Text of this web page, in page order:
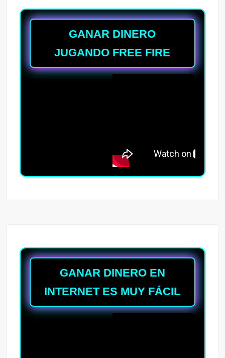
GANAR DINERO
JUGANDO FREE FIRE
GANAR DINERO EN
INTERNET ES MUY FÁCIL